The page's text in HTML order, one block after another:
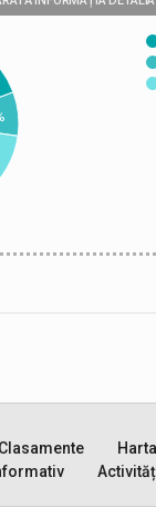
Clasamente
Harta